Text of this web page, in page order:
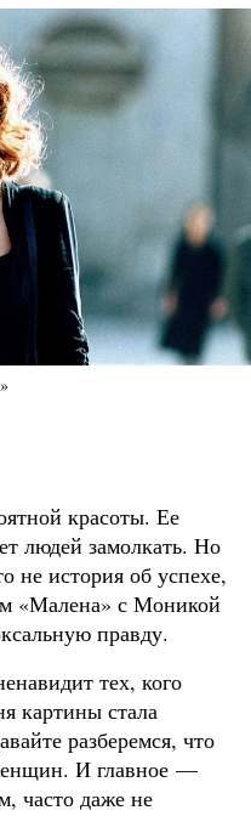
красоты. Ее
людей замолкать. Но
не история об успехе,
«Малена» с Моникой
правду.
тех, кого
картины стала
разберемся, что
И главное —
часто даже не